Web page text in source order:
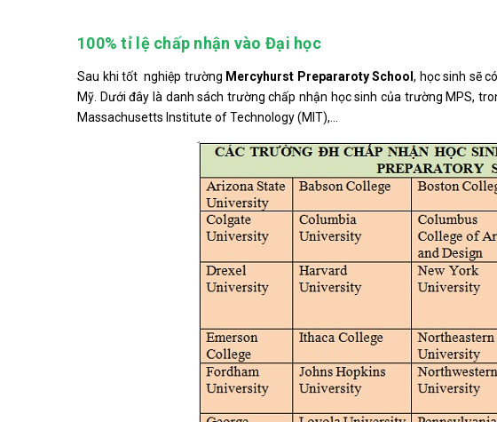
100% tỉ lệ chấp nhận vào Đại học
Sau khi tốt nghiệp trường Mercyhurst Prepararoty School, học sinh sẽ
Mỹ. Dưới đây là danh sách trường chấp nhận học sinh của trường MPS,
Massachusetts Institute of Technology (MIT),...